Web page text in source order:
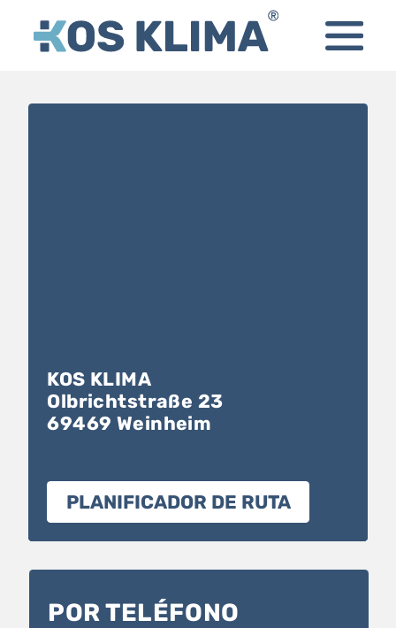
KOS KLIMA
Olbrichtstraße 23
69469 Weinheim
PLANIFICADOR DE RUTA
POR TELÉFONO